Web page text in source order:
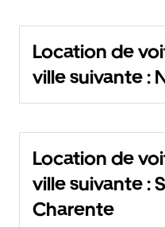
Location de
ville suivante :
Location de
ville suivante :
Charente